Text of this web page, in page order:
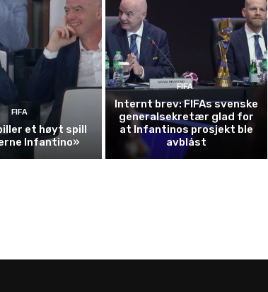
FIFA
et høyt spill
Infantino»
FIFA
Internt brev: FIFAs svenske
generalsekretær glad for
at Infantinos prosjekt ble
avblåst